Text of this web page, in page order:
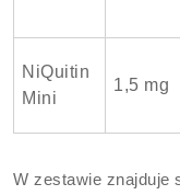
NiQuitin
Mini
1,5 mg
W zestawie znajduje